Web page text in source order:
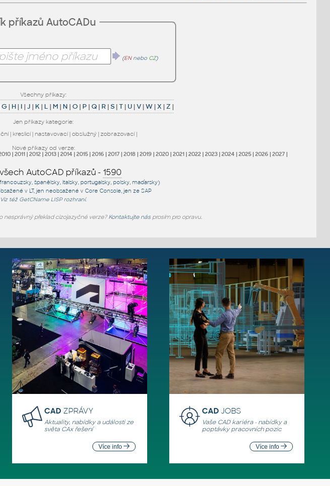
příkazů AutoCADu
(ENnebo CZ)
Všechny příkazy:
G| H| I |J | K| L | M | N |O| P |Q| R |S|T| U|V|W|X |Z |
Jen příkazy kategorie:
| kreslicí| nastavovací| obslužný| zobrazovací|
Nové příkazy od verze:
| 2011| 2012| 2013| 2014| 2015| 2016| 2017| 2018 | 2019| 2020| 2021| 2022| 2023| 2024| 2025| 2026| 2027|
AutoCAD příkazů - 1590
španělsky, italsky, portugalsky, polsky, maďarsky)
v LT, jenneobsažené v Core Console, jenze SAP
Viz též GetCName LISP rozhraní.
nesprávný překlad cizojazyčné verze? Kontaktujte násprosím pro opravu.
CAD ZPRÁVY
Aktuality, nabídky a události ze
světa CAx řešení
Více info
CADJOBS
Vaše CAD kariéra - nabídky a
poptávky pracovních pozic
Více info